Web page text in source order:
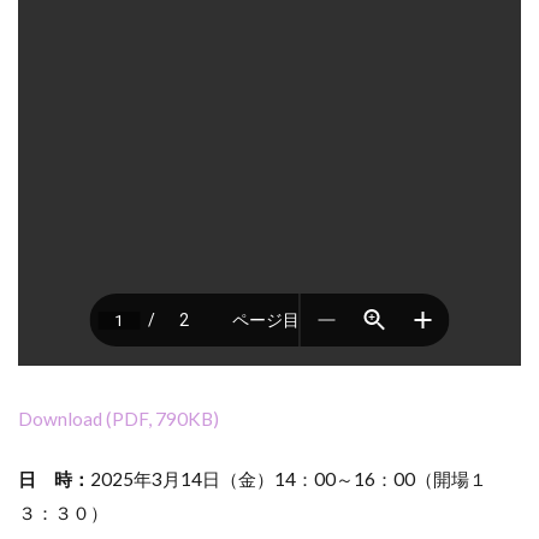
Download (PDF, 790KB)
日 時： 2025年3月14日（金）14：00～16：00（開場１
３：３０）